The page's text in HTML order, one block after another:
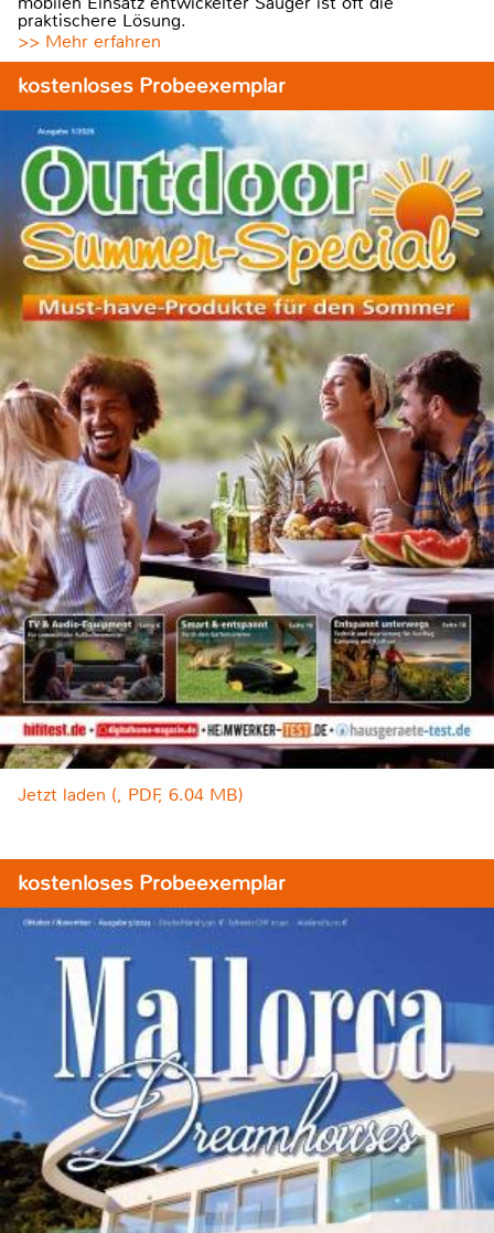
praktischere Lösung.
>> Mehr erfahren
kostenloses Probeexemplar
Jetzt laden (, PDF, 6.04 MB)
kostenloses Probeexemplar